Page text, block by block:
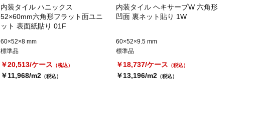
内装タイル ハニックス
52×60mm六角形フラット面ユニ
ット 表面紙貼り 01F
60×52×8 mm
標準品
￥20,513/ケース （税込）
￥11,968/m2 （税込）
内装タイル ヘキサーブW 六角形
凹面 裏ネット貼り 1W
60×52×9.5 mm
標準品
￥18,737/ケース （税込）
￥13,196/m2 （税込）